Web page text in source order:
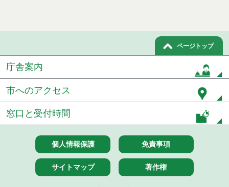
ページトップ
庁舎案内
市へのアクセス
窓口と受付時間
個人情報保護 免責事項
サイトマップ 著作権